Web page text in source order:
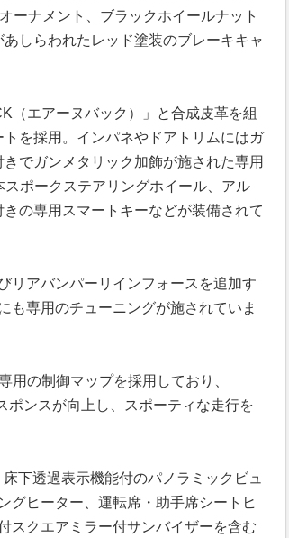
ーナメント、ブラックホイールナット
しらわれたレッド塗装のブレーキキャ
（エアーヌバック）」と合成皮革を組
を採用。インパネやドアトリムにはガ
でガンメタリック加飾が施された専用
ポークステアリングホイール、アル
の専用スマートキーなどが装備されて
リアバンパーリインフォースを追加す
も専用のチューニングが施されていま
用の制御マップを採用しており、
ポンスが向上し、スポーティな走行を
下透過表示機能付のパノラミックビュ
グヒーター、運転席・助手席シートヒ
スクエアミラー付サンバイザーを含む